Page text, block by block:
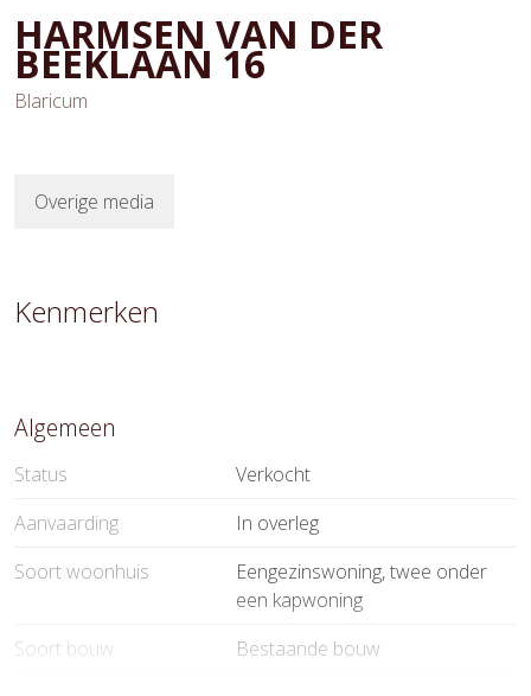
HARMSEN VAN DER
BEEKLAAN 16
Blaricum
Overige media
Kenmerken
Algemeen
Status
Verkocht
Aanvaarding
In overleg
Soort woonhuis
Eengezinswoning, twee onder
een kapwoning
Soort bouw
Bestaande bouw